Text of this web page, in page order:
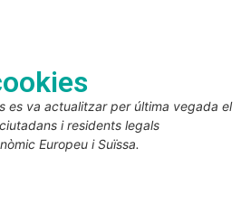
es va actualitzar per última vegada el
i residents legals
Europeu i Suïssa.